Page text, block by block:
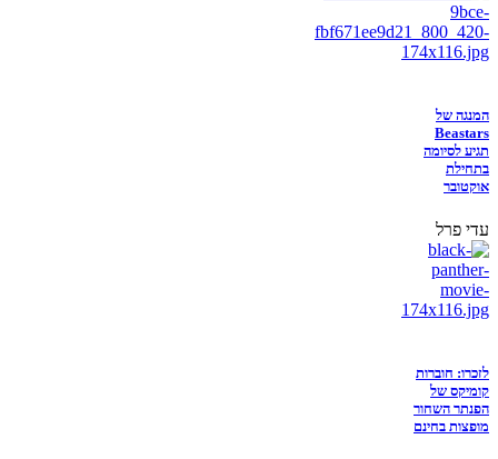
המנגה של
Beastars
תגיע לסיומה
בתחילת
אוקטובר
עדי פרל
לזכרו: חוברות
קומיקס של
הפנתר השחור
מופצות בחינם